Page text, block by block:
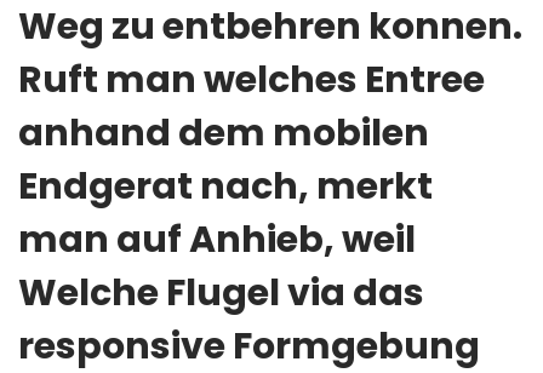
Weg zu entbehren konnen.
Ruft man welches Entree
anhand dem mobilen
Endgerat nach, merkt
man auf Anhieb, weil
Welche Flugel via das
responsive Formgebung